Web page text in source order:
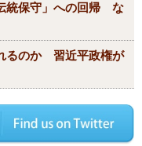
統保守」への回帰 な
るのか 習近平政権が